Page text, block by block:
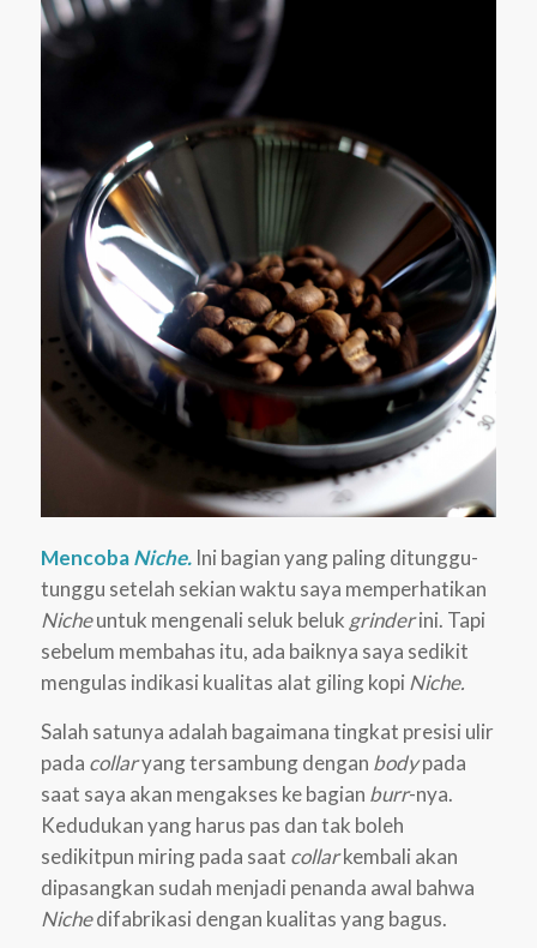
MencobaNiche.Ini bagian yang paling ditunggu-
tunggu setelah sekian waktu saya memperhatikan
Nicheuntuk mengenali seluk beluk grinderini. Tapi
sebelum membahas itu, ada baiknya saya sedikit
mengulas indikasi kualitas alat giling kopi Niche.
Salah satunya adalah bagaimana tingkat presisi ulir
pada collaryang tersambung dengan bodypada
saat saya akan mengakses ke bagian burr-nya.
Kedudukan yang harus pas dan tak boleh
sedikitpun miring pada saat collarkembali akan
dipasangkan sudah menjadi penanda awal bahwa
Nichedifabrikasi dengan kualitas yang bagus.